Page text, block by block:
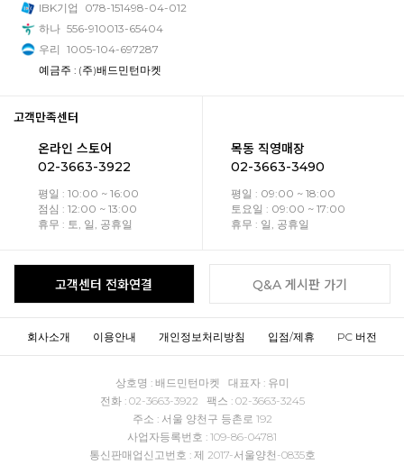
IBK기업
078-151498-04-012
하나 556-910013-65404
우리 1005-104-697287
예금주 : (주)배드민턴마켓
고객만족센터
온라인 스토어
02-3663-3922
평일 : 10:00 ~ 16:00
점심 : 12:00 ~ 13:00
휴무 : 토, 일, 공휴일
목동 직영매장
02-3663-3490
평일 : 09:00 ~ 18:00
토요일 : 09:00 ~ 17:00
휴무 : 일, 공휴일
고객센터 전화연결 Q&A 게시판 가기
회사소개 이용안내 개인정보처리방침 입점/제휴 PC 버전
상호명 : 배드민턴마켓 대표자 : 유미
전화 : 02-3663-3922 팩스 : 02-3663-3245
주소 : 서울 양천구 등촌로 192
사업자등록번호 : 109-86-04781
통신판매업신고번호 : 제 2017-서울양천-0835호